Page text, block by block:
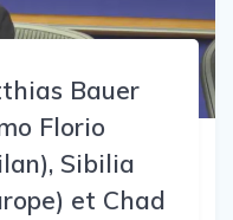
Bauer
Florio
Sibilia
et Chad